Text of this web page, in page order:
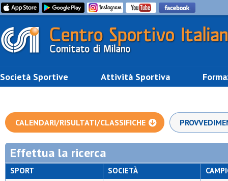
Società Sportive Attività Sportiva
CALENDARI/RISULTATI/CLASSIFICHE
Effettua la ricerca
SPORT SOCIETÀ